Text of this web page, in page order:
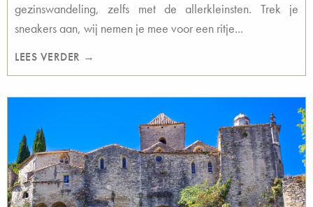
gezinswandeling, zelfs met de allerkleinsten. Trek je
sneakers aan, wij nemen je mee voor een ritje...
LEES VERDER →